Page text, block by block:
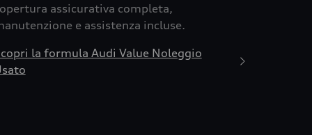
assicurativa completa,
e assistenza incluse.
la formula Audi Value Noleggio